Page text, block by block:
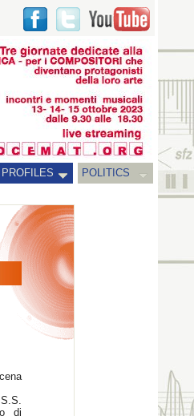
PROFILES
POLITICS
di